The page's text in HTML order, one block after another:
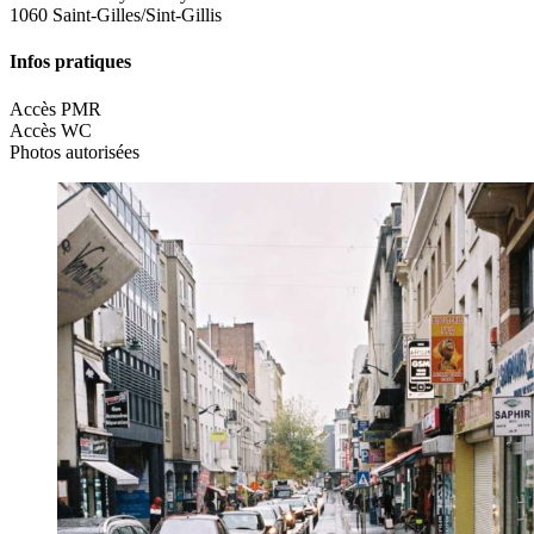
1060 Saint-Gilles/Sint-Gillis
Infos pratiques
Accès PMR
Accès WC
Photos autorisées